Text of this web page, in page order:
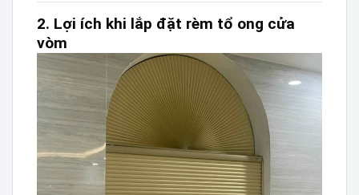
2. Lợi ích khi lắp đặt rèm tổ ong cửa
vòm